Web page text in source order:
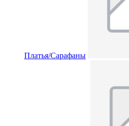
Платья/Сарафаны